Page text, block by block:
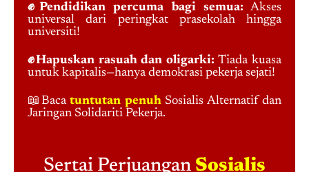
✊Pendidikan percuma bagi semua: Akses
universal dari peringkat prasekolah hingga
universiti!
✊Hapuskan rasuah dan oligarki: Tiada kuasa
untuk kapitalis—hanya demokrasi pekerja sejati!
📖Baca tuntutan penuh Sosialis Alternatif dan
Jaringan Solidariti Pekerja.
Sertai Perjuangan Sosialis